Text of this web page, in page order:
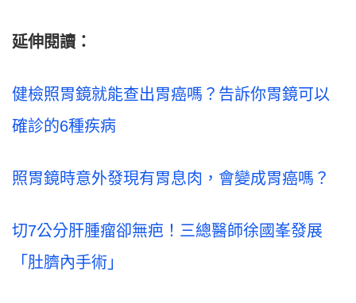
延伸閱讀：
健檢照胃鏡就能查出胃癌嗎？告訴你胃鏡可以
確診的6種疾病
照胃鏡時意外發現有胃息肉，會變成胃癌嗎？
切7公分肝腫瘤卻無疤！三總醫師徐國峯發展
「肚臍內手術」